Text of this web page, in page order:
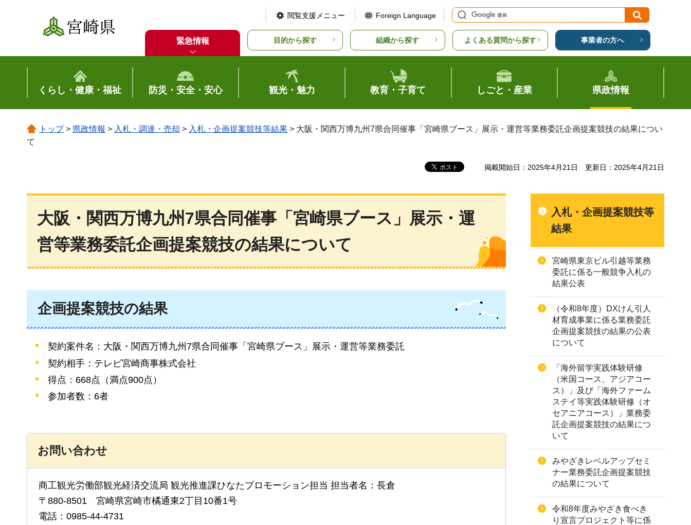
宮崎県
閲覧支援メニュー Foreign Language
緊急情報 目的から探す 組織から探す よくある質問から探す 事業者の方へ
くらし・健康・福祉 防災・安全・安心 観光・魅力 教育・子育て しごと・産業 県政情報
トップ> 県政情報 > 入札・調達・売却 > 入札・企画提案競技等結果 > 大阪・関西万博九州7県合同催事「宮崎県ブース」展示・運営等業務委託企画提案競技の結果につい
て
掲載開始日：2025年4月21日 更新日：2025年4月21日
大阪・関西万博九州7県合同催事「宮崎県ブース」展示・運
営等業務委託企画提案競技の結果について
企画提案競技の結果
契約案件名：大阪・関西万博九州7県合同催事「宮崎県ブース」展示・運営等業務委託
契約相手：テレビ宮崎商事株式会社
得点：668点（満点900点）
参加者数：6者
お問い合わせ
商工観光労働部観光経済交流局 観光推進課ひなたプロモーション担当 担当者名：長倉
〒880-8501 宮崎県宮崎市橘通東2丁目10番1号
電話：0985-44-4731
入札・企画提案競技等
結果
宮崎県東京ビル引越等業務
委託に係る一般競争入札の
結果公表
（令和8年度）DXけん引人
材育成事業に係る業務委託
企画提案競技の結果の公表
について
「海外留学実践体験研修
（米国コース、アジアコー
ス）」及び「海外ファーム
ステイ等実践体験研修（オ
セアニアコース）」業務委
託企画提案競技の結果につ
いて
みやざきレベルアップセミ
ナー業務委託企画提案競技
の結果について
令和8年度みやざき食べき
り宣言プロジェクト等に係